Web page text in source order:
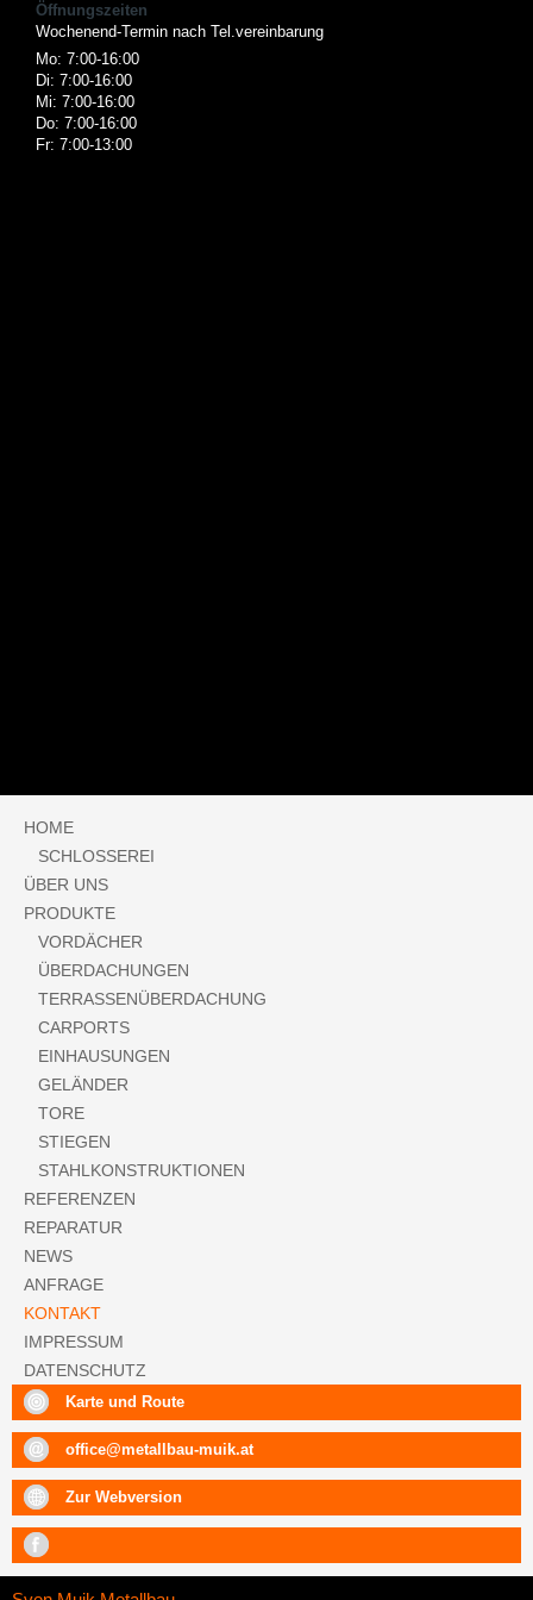
an
Dritte
werden
können.
an
Dritte
werden
können.
an
Dritte
werden
können.
Öffnungszeiten
Wochenend-Termin nach Tel.vereinbarung
Mo: 7:00-16:00
Di: 7:00-16:00
Mi: 7:00-16:00
Do: 7:00-16:00
Fr: 7:00-13:00
HOME
SCHLOSSEREI
ÜBER UNS
PRODUKTE
VORDÄCHER
ÜBERDACHUNGEN
TERRASSENÜBERDACHUNG
CARPORTS
EINHAUSUNGEN
GELÄNDER
TORE
STIEGEN
STAHLKONSTRUKTIONEN
REFERENZEN
REPARATUR
NEWS
ANFRAGE
KONTAKT
IMPRESSUM
DATENSCHUTZ
Karte und Route
office@metallbau-muik.at
Zur Webversion
diesem
Link